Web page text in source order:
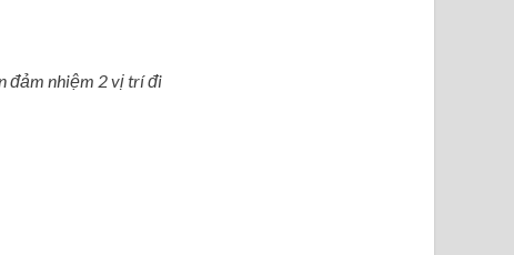
đảm nhiệm 2 vị trí đi